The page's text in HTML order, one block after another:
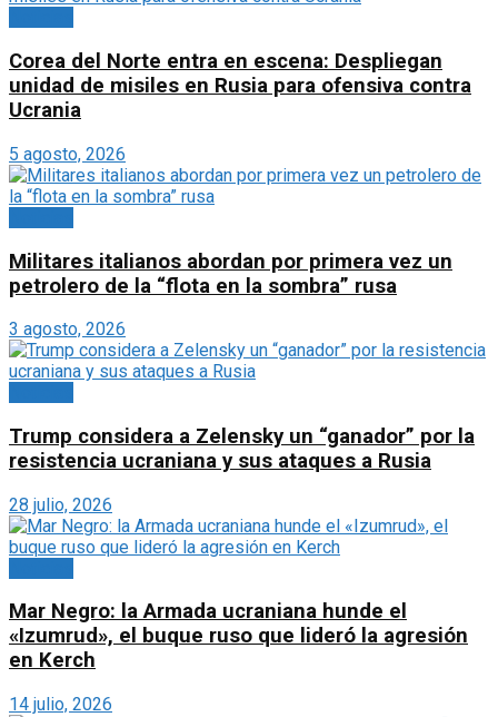
Corea del Norte entra en escena: Despliegan
unidad de misiles en Rusia para ofensiva contra
Ucrania
5 agosto, 2026
Militares italianos abordan por primera vez un
petrolero de la “flota en la sombra” rusa
3 agosto, 2026
Trump considera a Zelensky un “ganador” por la
resistencia ucraniana y sus ataques a Rusia
28 julio, 2026
Mar Negro: la Armada ucraniana hunde el
«Izumrud», el buque ruso que lideró la agresión
en Kerch
14 julio, 2026